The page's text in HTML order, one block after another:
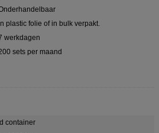
plastic folie of in bulk verpakt.
werkdagen
sets per maand
container